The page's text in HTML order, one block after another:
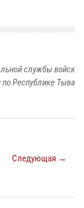
службы войск
Республике Тыва
Следующая →